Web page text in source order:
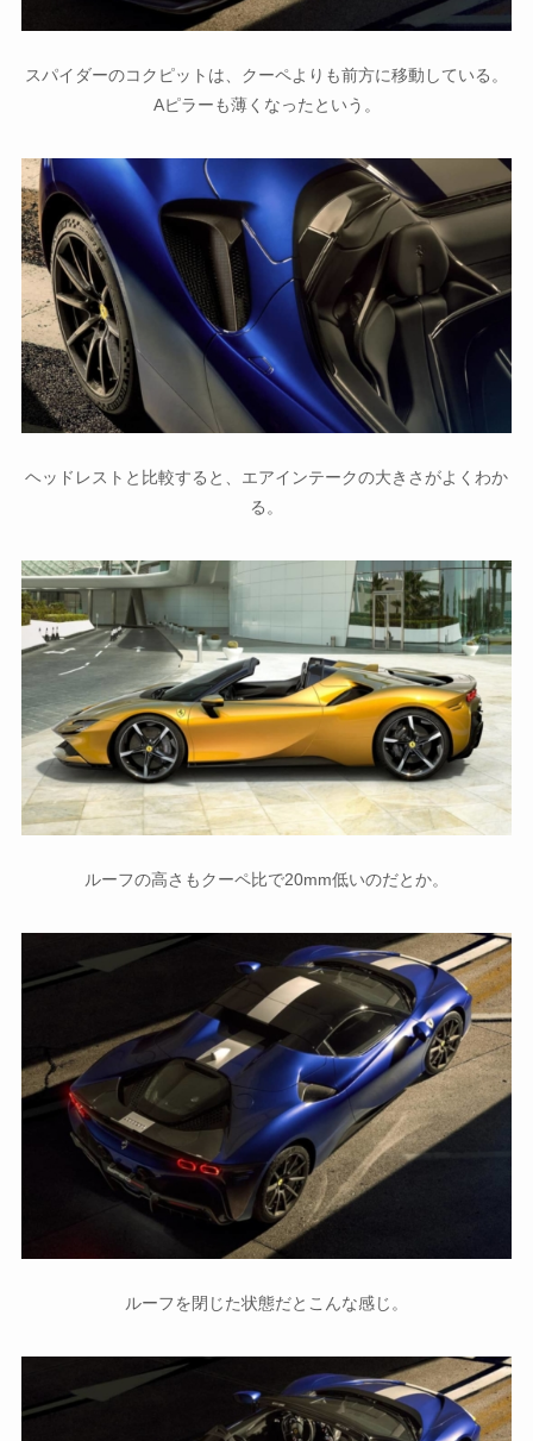
スパイダーのコクピットは、クーペよりも前方に移動している。
Aピラーも薄くなったという。
ヘッドレストと比較すると、エアインテークの大きさがよくわか
る。
ルーフの高さもクーペ比で20mm低いのだとか。
ルーフを閉じた状態だとこんな感じ。